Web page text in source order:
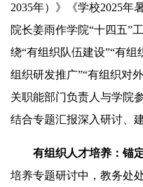
2035年）》《学校2025年
院长姜雨作学院“十四五”
绕“有组织队伍建设”“有组
组织研发推广”“有组织对
关职能部门负责人与学院
结合专题汇报深入研讨、
有组织人才培养：锚
培养专题研讨中，教务处